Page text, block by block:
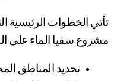
سقيا الماء على النحو